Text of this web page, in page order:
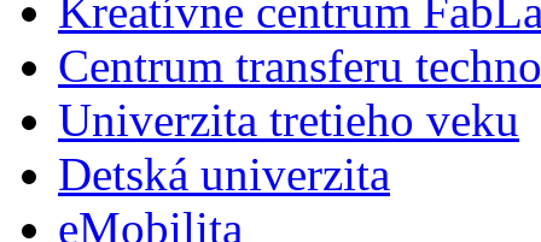
Kreatívne centrum
Centrum transferu
Univerzita tretieho veku
Detská univerzita
eMobilita